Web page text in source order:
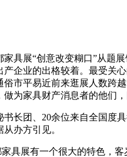
展“创意改变糊口”从题
企业的出格较着。最受关
市平易近前来逛展人数跨
家具财产消息者的他们
团、20余位来自全国度
办方引见。
展有一个很大的特色，客